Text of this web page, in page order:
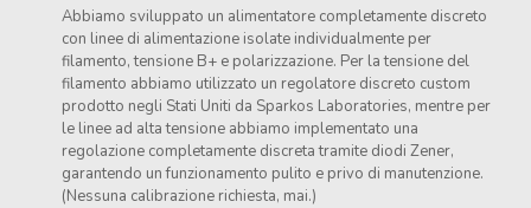
Abbiamo sviluppato un alimentatore completamente discreto
con linee di alimentazione isolate individualmente per
filamento, tensione B+ e polarizzazione. Per la tensione del
filamento abbiamo utilizzato un regolatore discreto custom
prodotto negli Stati Uniti da Sparkos Laboratories, mentre per
le linee ad alta tensione abbiamo implementato una
regolazione completamente discreta tramite diodi Zener,
garantendo un funzionamento pulito e privo di manutenzione.
(Nessuna calibrazione richiesta, mai.)